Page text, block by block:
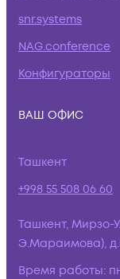
snr.systems
NAG.conference
Конфигураторы
ВАШ ОФИС
Ташкент
+998 55 508 06 60
Ташкент, Мирзо-
Э.Мараимова),
Время работы: